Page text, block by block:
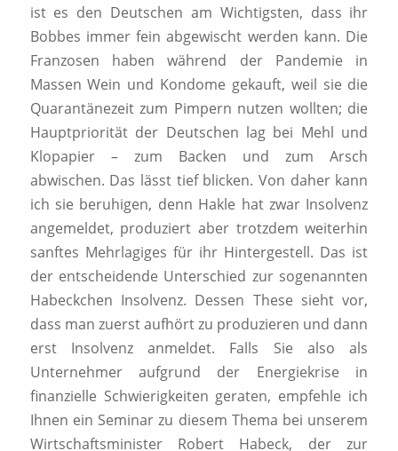
ist es den Deutschen am Wichtigsten, dass ihr
Bobbes immer fein abgewischt werden kann. Die
Franzosen haben während der Pandemie in
Massen Wein und Kondome gekauft, weil sie die
Quarantänezeit zum Pimpern nutzen wollten; die
Hauptpriorität der Deutschen lag bei Mehl und
Klopapier – zum Backen und zum Arsch
abwischen. Das lässt tief blicken. Von daher kann
ich sie beruhigen, denn Hakle hat zwar Insolvenz
angemeldet, produziert aber trotzdem weiterhin
sanftes Mehrlagiges für ihr Hintergestell. Das ist
der entscheidende Unterschied zur sogenannten
Habeckchen Insolvenz. Dessen These sieht vor,
dass man zuerst aufhört zu produzieren und dann
erst Insolvenz anmeldet. Falls Sie also als
Unternehmer aufgrund der Energiekrise in
finanzielle Schwierigkeiten geraten, empfehle ich
Ihnen ein Seminar zu diesem Thema bei unserem
Wirtschaftsminister Robert Habeck, der zur